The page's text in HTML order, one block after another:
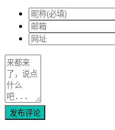
发布评论